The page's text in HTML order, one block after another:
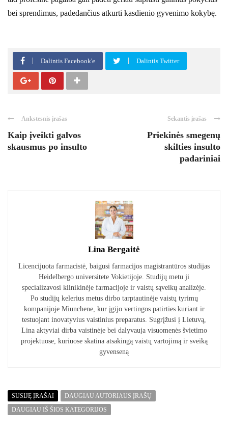
bei sprendimus, padedančius atkurti kasdienio gyvenimo kokybę.
Dalintis Facebook'e Dalintis Twitter
Ankstesnis įrašas
Kaip įveikti galvos
skausmus po insulto
Sekantis įrašas
Priekinės smegenų
skilties insulto
padariniai
Lina Bergaitė
Licencijuota farmacistė, baigusi farmacijos magistrantūros studijas
Heidelbergo universitete Vokietijoje. Studijų metu ji
specializavosi klinikinėje farmacijoje ir vaistų sąveikų analizėje.
Po studijų kelerius metus dirbo tarptautinėje vaistų tyrimų
kompanijoje Miunchene, kur įgijo vertingos patirties kuriant ir
testuojant inovatyvius vaistinius preparatus. Sugrįžusi į Lietuvą,
Lina aktyviai dirba vaistinėje bei dalyvauja visuomenės švietimo
projektuose, kuriuose skatina atsakingą vaistų vartojimą ir sveiką
gyvenseną
SUSIJĘ ĮRAŠAI
DAUGIAU AUTORIAUS ĮRAŠŲ
DAUGIAU IŠ ŠIOS KATEGORIJOS